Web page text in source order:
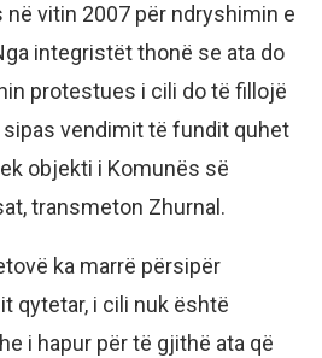
vitin 2007 për ndryshimin e
integristët thonë se ata do
protestues i cili do të fillojë
sipas vendimit të fundit quhet
objekti i Komunës së
transmeton Zhurnal.
ka marrë përsipër
qytetar, i cili nuk është
i hapur për të gjithë ata që